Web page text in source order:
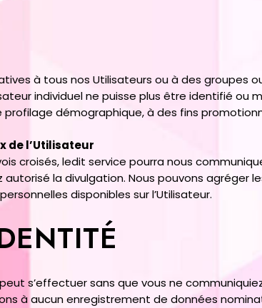
à tous nos Utilisateurs ou à des groupes
individuel ne puisse plus être identifié ou
démographique, à des fins
del’Utilisateur
croisés, ledit service pourra nous
la divulgation. Nous pouvons agréger
disponibles sur l’Utilisateur.
s’effectuer sans que vous ne
à aucun enregistrement de données